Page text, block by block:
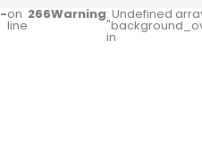
on
line
266Warning: Undefined
in